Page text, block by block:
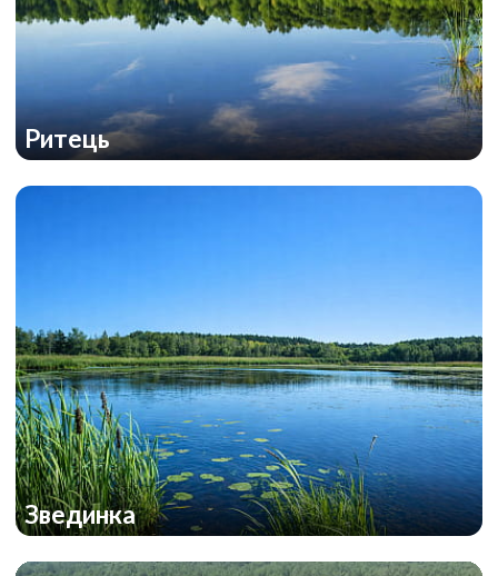
Ритець
Звединка